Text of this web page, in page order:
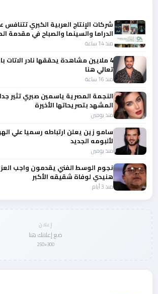
شركات الإنتاج العربية الكبري
الدراما والسينما والصباح في مقدمة
منذ 14 ساعة
4 ملايين مشاهدة يحققها نادر الاتات
تعالي هنا
منذ 16 ساعة
النجمة المصرية ياسمين صبري تثير
المشهد بتصريحاتها الأخيرة
منذ يومين
سامو زين يعلن ارتباطه رسميا علي
لألبومه الجديد
منذ يومين
نجوم الوسط الفني يقدمون واجب
هنيدي لوفاة شقيقه الأكبر
منذ 3 أيام
إعلان
ضع إعلانك هنا
300×250